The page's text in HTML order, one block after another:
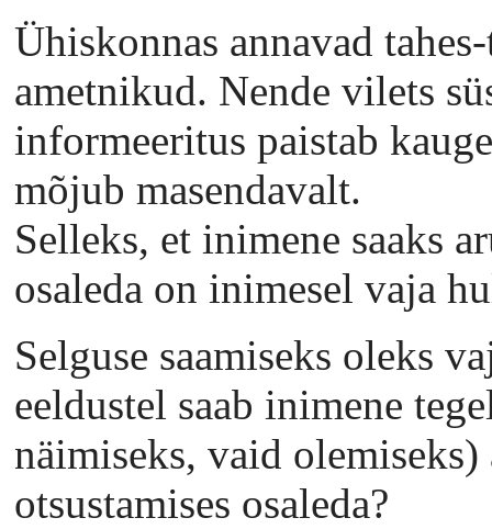
Ühiskonnas annavad
ametnikud. Nende vilets
informeeritus paistab
mõjub masendavalt.
Selleks, et inimene saaks
osaleda on inimesel vaja
Selguse saamiseks oleks
eeldustel saab inimene
näimiseks, vaid
otsustamises osaleda?